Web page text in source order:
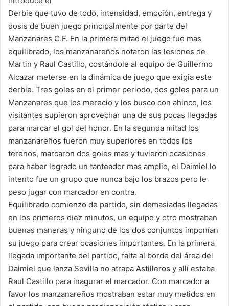
Derbie que tuvo de todo, intensidad, emoción, entrega y
dosis de buen juego principalmente por parte del
Manzanares C.F. En la primera mitad el juego fue mas
equilibrado, los manzanareños notaron las lesiones de
Martin y Raul Castillo, costándole al equipo de Guillermo
Alcazar meterse en la dinámica de juego que exigia este
derbie. Tres goles en el primer periodo, dos goles para un
Manzanares que los merecio y los busco con ahinco, los
visitantes supieron aprovechar una de sus pocas llegadas
para marcar el gol del honor. En la segunda mitad los
manzanareños fueron muy superiores en todos los
terenos, marcaron dos goles mas y tuvieron ocasiones
para haber logrado un tanteador mas amplio, el Daimiel lo
intento fue un grupo que nunca bajo los brazos pero le
peso jugar con marcador en contra.
Equilibrado comienzo de partido, sin demasiadas llegadas
en los primeros diez minutos, un equipo y otro mostraban
buenas maneras y ninguno de los dos conjuntos imponían
su juego para crear ocasiones importantes. En la primera
llegada importante del partido, falta al borde del área del
Daimiel que lanza Sevilla no atrapa Astilleros y allí estaba
Raul Castillo para inagurar el marcador. Con marcador a
favor los manzanareños mostraban estar muy metidos en